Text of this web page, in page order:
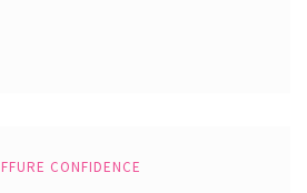
CONFIDENCE